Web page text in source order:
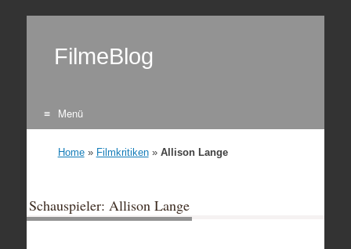
FilmeBlog
Menü
Home» Filmkritiken» Allison Lange
Schauspieler: Allison Lange